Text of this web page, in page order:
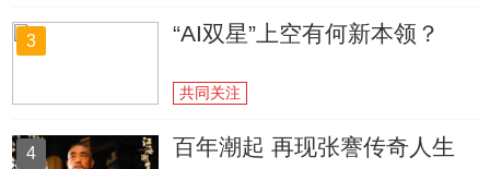
3 “AI双星”上空有何新本领？
共同关注
4 百年潮起 再现张謇传奇人生